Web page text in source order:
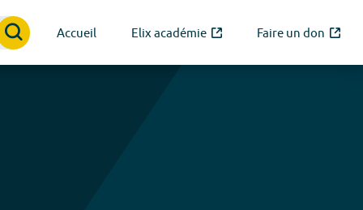
Accueil Elix académie Faire un don